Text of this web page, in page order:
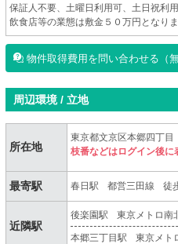
保証人不要、土曜日利用可、土日祝利
飲食店等の業態は敷金５０万円となり
物件取得費用を問い合わせる（無
周辺環境 / 立地
所在地
東京都文京区本郷四丁目
枝番などはログイン後に
最寄駅 春日駅 都営三田線 徒
近隣駅
後楽園駅 東京メトロ南
本郷三丁目駅 東京メト